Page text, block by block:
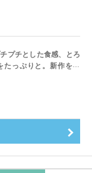
8月5日（水）から販売
プチとした食感、とろ
たっぷりと。新作を含
場8月20日（木）スタ